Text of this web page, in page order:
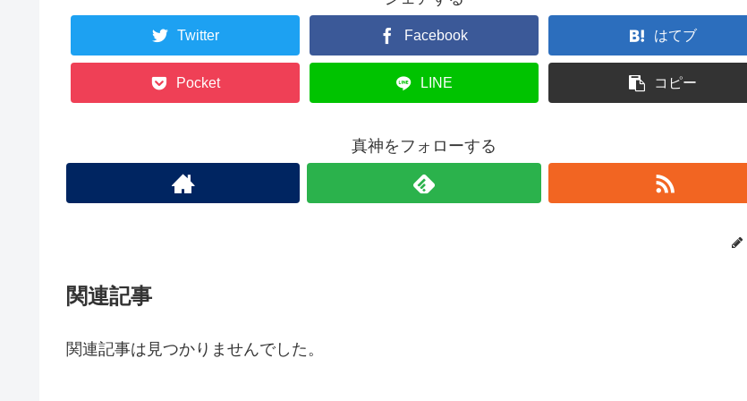
Twitter Facebook はてブ
Pocket LINE コピー
真神をフォローする
関連記事
関連記事は見つかりませんでした。